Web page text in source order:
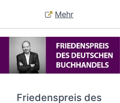
Mehr
Friedenspreis des